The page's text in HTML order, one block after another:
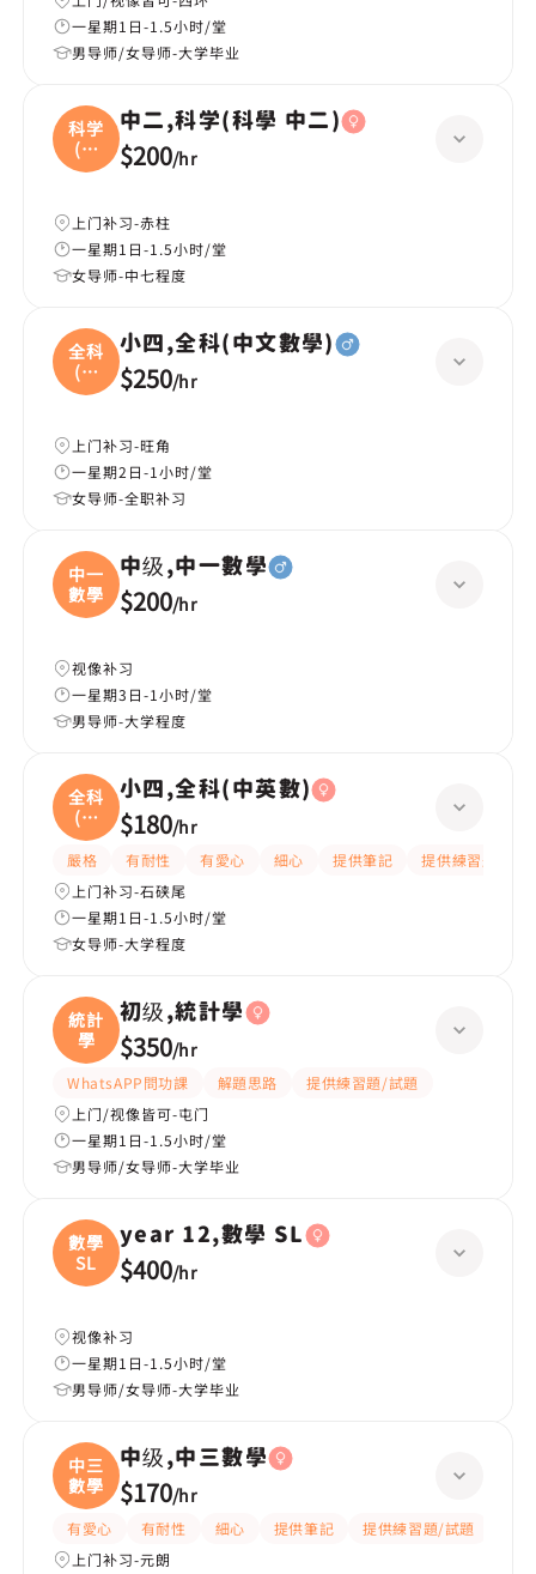
一星期1日-1.5小时/堂
男导师/女导师-大学毕业
科学
(科
學
中二,科学(科學 中二)
$200/hr
上门补习-赤柱
一星期1日-1.5小时/堂
女导师-中七程度
全科
(中
文
小四,全科(中文數學)
$250/hr
上门补习-旺角
一星期2日-1小时/堂
女导师-全职补习
中一
數學
中级,中一數學
$200/hr
视像补习
一星期3日-1小时/堂
男导师-大学程度
全科
(中
英
小四,全科(中英數)
$180/hr
嚴格 有耐性 有愛心 細心 提供筆記
提供練習題/試題
上门补习-石硖尾
一星期1日-1.5小时/堂
女导师-大学程度
統計
學
初级,統計學
$350/hr
WhatsAPP問功課 解題思路
提供練習題/試題
上门/视像皆可-屯门
一星期1日-1.5小时/堂
男导师/女导师-大学毕业
數學
SL
year 12,數學 SL
$400/hr
视像补习
一星期1日-1.5小时/堂
男导师/女导师-大学毕业
中三
數學
中级,中三數學
$170/hr
有愛心 有耐性 細心 提供筆記 提供練習題/試題
上门补习-元朗